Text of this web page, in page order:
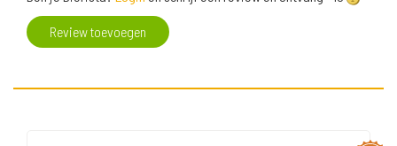
Review toevoegen